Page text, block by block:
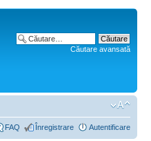
Căutare avansată
FAQ Înregistrare Autentificare